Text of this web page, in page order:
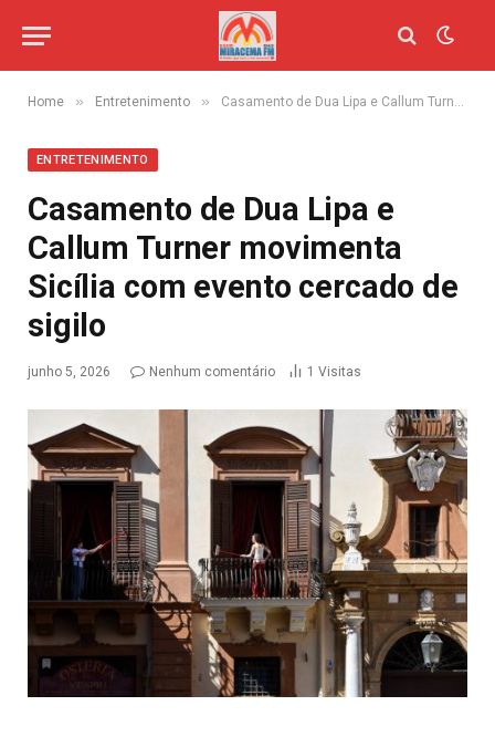
Home » Entretenimento » Casamento de Dua Lipa e Callum Turner movimenta Sicília com evento cercado de sigilo
ENTRETENIMENTO
Casamento de Dua Lipa e
Callum Turner movimenta
Sicília com evento cercado de
sigilo
junho 5, 2026 Nenhum comentário 1 Visitas